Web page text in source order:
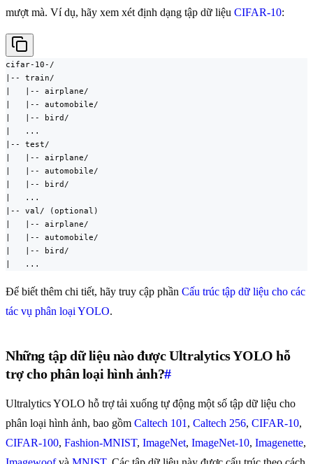
mượt mà. Ví dụ, hãy xem xét định dạng tập dữ liệu CIFAR-10:
cifar-10-/
|-- train/
|   |-- airplane/
|   |-- automobile/
|   |-- bird/
|   ...
|-- test/
|   |-- airplane/
|   |-- automobile/
|   |-- bird/
|   ...
|-- val/ (optional)
|   |-- airplane/
|   |-- automobile/
|   |-- bird/
|   ...
Để biết thêm chi tiết, hãy truy cập phần Cấu trúc tập dữ liệu cho các
tác vụ phân loại YOLO.
Những tập dữ liệu nào được Ultralytics YOLO hỗ
trợ cho phân loại hình ảnh?#
Ultralytics YOLO hỗ trợ tải xuống tự động một số tập dữ liệu cho
phân loại hình ảnh, bao gồm Caltech 101 , Caltech 256, CIFAR-10,
CIFAR-100, Fashion-MNIST, ImageNet, ImageNet-10, Imagenette,